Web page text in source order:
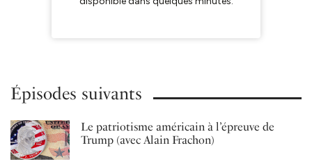
Épisodes suivants
Le patriotisme américain à l’épreuve de
Trump (avec Alain Frachon)